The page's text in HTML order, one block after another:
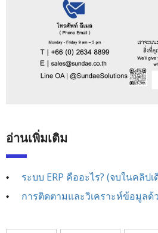
อ่านเพิ่มเติม
ระบบ ERP คืออะไร? (จบในคลิปเ
การติดตามและวิเคราะห์ข้อมูลด้ว